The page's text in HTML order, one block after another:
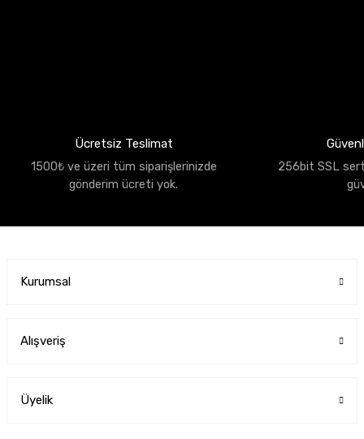
Ücretsiz Teslimat
1500₺ ve üzeri tüm siparişlerinizde
gönderim ücreti yok.
256bit SSL
Kurumsal
Alışveriş
Üyelik